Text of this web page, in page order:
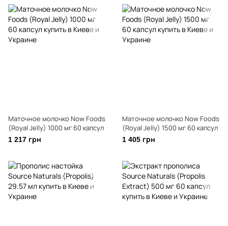
Маточное молочко Now Foods
(Royal Jelly) 1000 мг 60 капсул
1 217 грн
Маточное молочко Now Foods
(Royal Jelly) 1500 мг 60 капсул
1 405 грн